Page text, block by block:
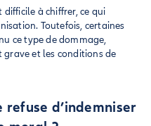
à chiffrer, ce qui
Toutefois, certaines
ce type de dommage,
et les conditions de
refuse d’indemniser